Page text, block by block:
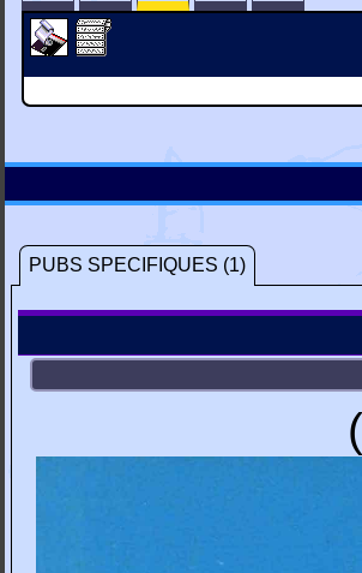
PUBS SPECIFIQUES (1)